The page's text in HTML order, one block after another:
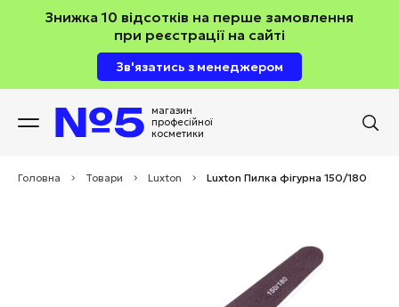
Знижка 10 відсотків на перше замовлення
при реєстрації на сайті
Зв'язатись з менеджером
магазин
професійної
косметики
Головна > Товари > Luxton > Luxton Пилка фігурна 150/180